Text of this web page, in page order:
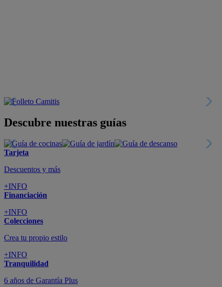
Descubre nuestras guías
Tarjeta
Descuentos y más
+INFO
Financiación
+INFO
Colecciones
Crea tu propio estilo
+INFO
Tranquilidad
6 años de Garantía Plus